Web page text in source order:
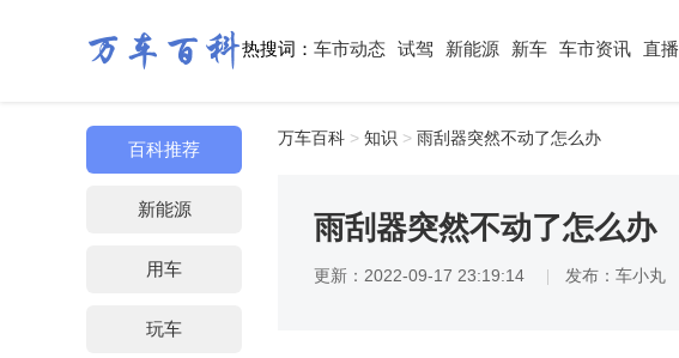
热搜词： 车市动态 试驾 新能源 新车 车市资讯 直播
百科推荐
新能源
用车
玩车
万车百科 > 知识 > 雨刮器突然不动了怎么办
雨刮器突然不动了怎么办
更新：2022-09-17 23:19:14 发布：车小丸